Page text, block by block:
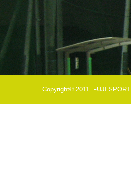
Copyright© 2011- FUJI